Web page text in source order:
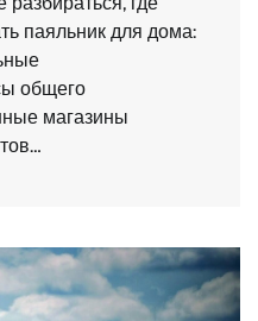
паяльник для дома:
общего
магазины